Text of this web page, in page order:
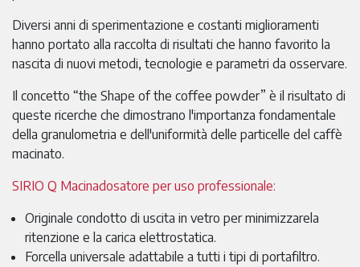
Diversi anni di sperimentazione e costanti miglioramenti
hanno portato alla raccolta di risultati che hanno favorito la
nascita di nuovi metodi, tecnologie e parametri da osservare.
Il concetto “the Shape of the coffee powder” è il risultato di
queste ricerche che dimostrano l'importanza fondamentale
della granulometria e dell'uniformità delle particelle del caffè
macinato.
SIRIO Q Macinadosatore per uso professionale:
Originale condotto di uscita in vetro per minimizzarela
ritenzione e la carica elettrostatica.
Forcella universale adattabile a tutti i tipi di portafiltro.